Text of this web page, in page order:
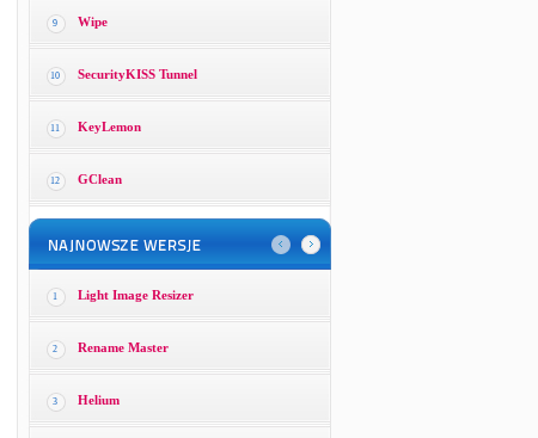
9 Wipe
10 SecurityKISS Tunnel
11 KeyLemon
12 GClean
1 Light Image Resizer
2 Rename Master
3 Helium